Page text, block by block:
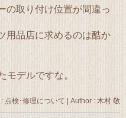
の取り付け位置が間違っ
用品店に求めるのは酷か
モデルですな。
点検･修理について Author : 木村 敬